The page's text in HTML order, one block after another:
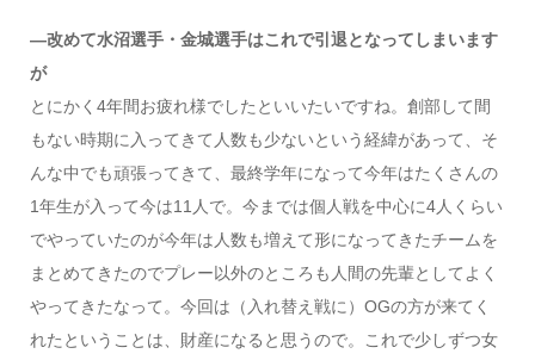
―改めて水沼選手・金城選手はこれで引退となってしまいます
が
とにかく4年間お疲れ様でしたといいたいですね。創部して間
もない時期に入ってきて人数も少ないという経緯があって、そ
んな中でも頑張ってきて、最終学年になって今年はたくさんの
1年生が入って今は11人で。今までは個人戦を中心に4人くらい
でやっていたのが今年は人数も増えて形になってきたチームを
まとめてきたのでプレー以外のところも人間の先輩としてよく
やってきたなって。今回は（入れ替え戦に）OGの方が来てく
れたということは、財産になると思うので。これで少しずつ女